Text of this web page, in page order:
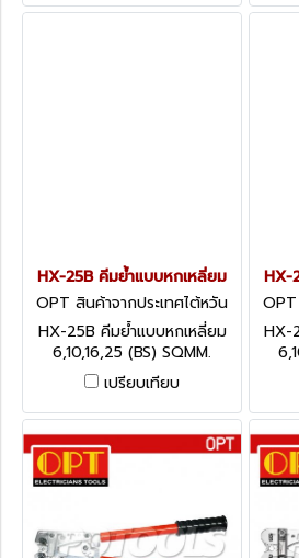
HX-25B คีมย้ำแบบหกเหลี่ยม
OPT สินค้าจากประเทศไต้หวัน
HX-25B
HX-25B คีมย้ำแบบหกเหลี่ยม
6,10,16,25 (BS) SQMM.
เปรียบเทียบ
HX-
HX-